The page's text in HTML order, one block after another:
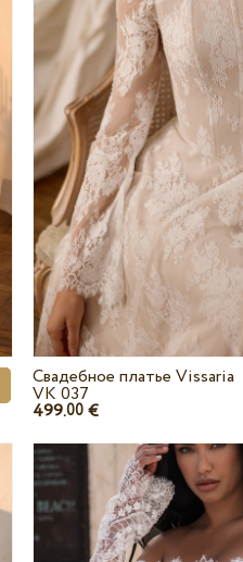
Свадебное платье Vissaria
VK 037
499.00€